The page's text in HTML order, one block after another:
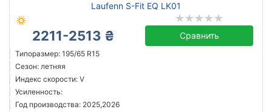
Laufenn S-Fit EQ LK01
2211-2513 ₴ Сравнить
Типоразмер: 195/65 R15
Сезон: летняя
Индекс скорости: V
Усиленность:
Год производства: 2025,2026